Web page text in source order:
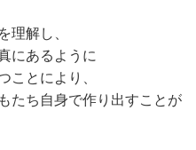
解し、
にあるように
とにより、
たち自身で作り出すことが